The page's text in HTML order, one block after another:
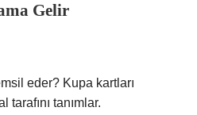
Gelir
eder? Kupa kartları
tarafını tanımlar.